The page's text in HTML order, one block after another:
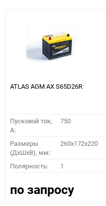
ATLAS AGM AX S65D26R
Пусковой ток,
A:
750
Размеры
(ДхШхВ), мм:
260x172x220
Полярность: 1
по запросу